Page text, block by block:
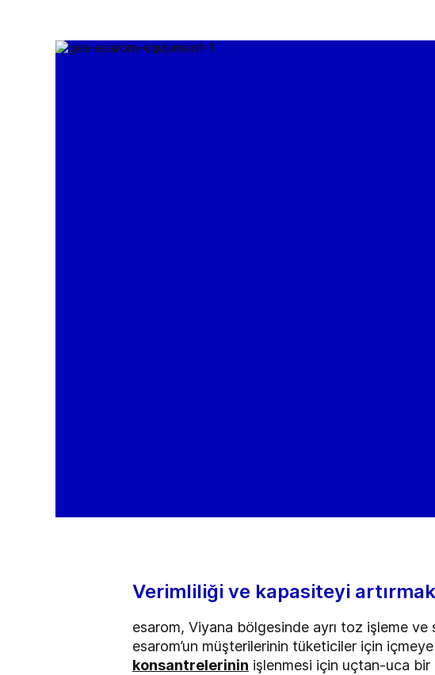
Verimliliği ve kapasiteyi
esarom, Viyana bölgesinde ayrı toz işleme ve
esarom’un müşterilerinin tüketiciler için
konsantrelerinin işlenmesi için uçtan-uca bir